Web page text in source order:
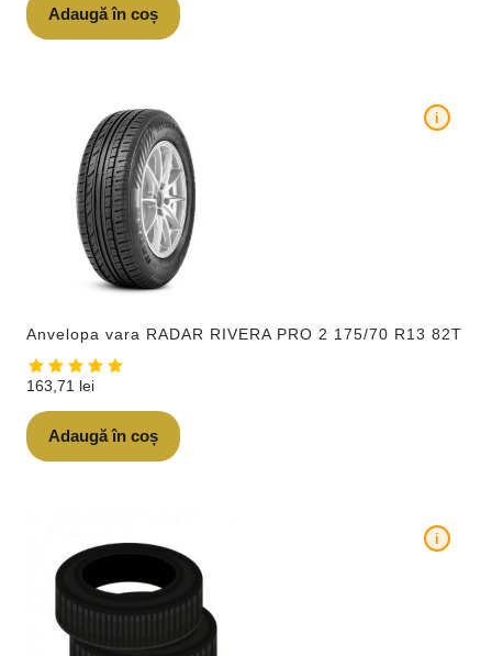
Adaugă în coș
Anvelopa vara RADAR RIVERA PRO 2 175/70 R13 82T
i
163,71 lei
Adaugă în coș
i